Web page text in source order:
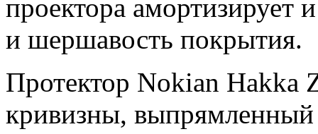
проектора амортизирует
и шершавость покрытия.
Протектор Nokian Hakka
кривизны,